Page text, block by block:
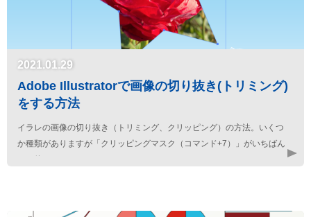
2021.01.29
Adobe Illustratorで画像の切り抜き(トリミング)
をする方法
イラレの画像の切り抜き（トリミング、クリッピング）の方法。いくつ
か種類がありますが「クリッピングマスク（コマンド+7）」がいちばん